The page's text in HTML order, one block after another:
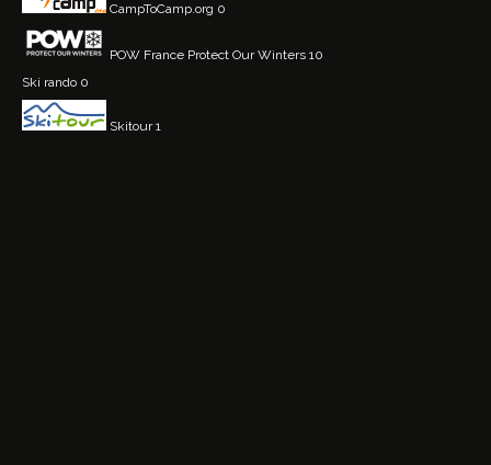
CampToCamp.org 0
POW France Protect Our Winters 10
Ski rando 0
Skitour1